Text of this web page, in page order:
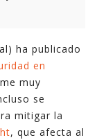
ha publicado
en
muy
se
mitigar la
, que afecta al